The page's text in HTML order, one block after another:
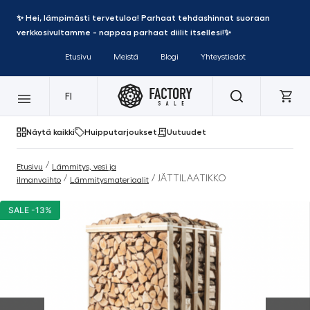
✨ Hei, lämpimästi tervetuloa! Parhaat tehdashinnat suoraan
verkkosivultamme - nappaa parhaat diilit itsellesi!✨
Etusivu Meistä Blogi Yhteystiedot
FI
Näytä kaikki Huipputarjoukset Uutuudet
Etusivu / Lämmitys, vesi ja
ilmanvaihto / Lämmitysmateriaalit / JÄTTILAATIKKO
SALE -13%